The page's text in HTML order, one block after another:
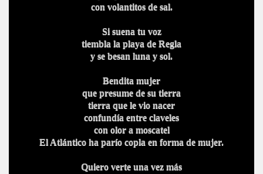
con volantitos de sal.
Si suena tu voz
tiembla la playa de Regla
y se besan luna y sol.
Bendita mujer
que presume de su tierra
tierra que le vio nacer
confundía entre claveles
con olor a moscatel
El Atlántico ha parío copla en forma de mujer.
Quiero verte una vez más